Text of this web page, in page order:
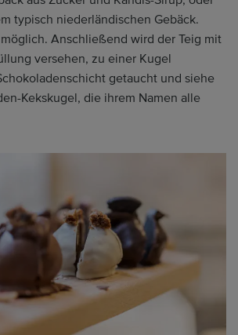
typisch niederländischen Gebäck.
Anschließend wird der Teig mit
versehen, zu einer Kugel
getaucht und siehe
Kekskugel, die ihrem Namen alle